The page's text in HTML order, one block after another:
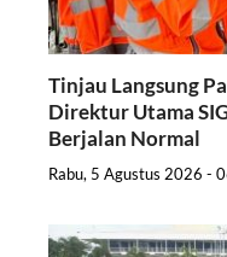
Tinjau Langsung
Direktur Utama
Berjalan Normal
Rabu, 5 Agustus 2026 -